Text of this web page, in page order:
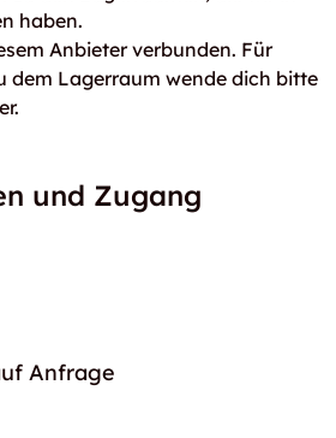
haben.
Anbieter verbunden. Für
dem Lagerraum wende dich bitte
und Zugang
Anfrage